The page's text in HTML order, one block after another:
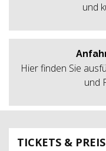
TICKETS &
und
Hier finden Sie
und